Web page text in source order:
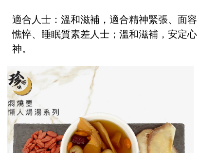
適合人士：溫和滋補，適合精神緊張、面容
憔悴、睡眠質素差人士；溫和滋補，安定心
神。